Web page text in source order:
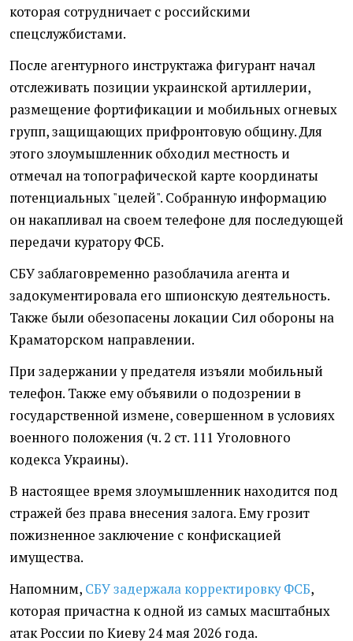
которая сотрудничает с российскими
спецслужбистами.
После агентурного инструктажа фигурант начал
отслеживать позиции украинской артиллерии,
размещение фортификации и мобильных огневых
групп, защищающих прифронтовую общину. Для
этого злоумышленник обходил местность и
отмечал на топографической карте координаты
потенциальных "целей". Собранную информацию
он накапливал на своем телефоне для последующей
передачи куратору ФСБ.
СБУ заблаговременно разоблачила агента и
задокументировала его шпионскую деятельность.
Также были обезопасены локации Сил обороны на
Краматорском направлении.
При задержании у предателя изъяли мобильный
телефон. Также ему объявили о подозрении в
государственной измене, совершенном в условиях
военного положения (ч. 2 ст. 111 Уголовного
кодекса Украины).
В настоящее время злоумышленник находится под
стражей без права внесения залога. Ему грозит
пожизненное заключение с конфискацией
имущества.
Напомним, СБУ задержала корректировку ФСБ,
которая причастна к одной из самых масштабных
атак России по Киеву 24 мая 2026 года.